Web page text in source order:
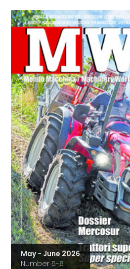
May - June 2026
Number 5-6